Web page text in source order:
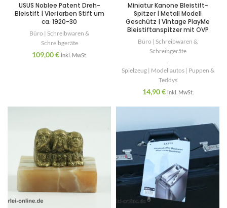
USUS Noblee Patent Dreh-
Bleistift | Vierfarben Stift um
ca. 1920-30
Büro | Schreibwaren &
Schreibgeräte
109,00€ inkl. MwSt.
Miniatur Kanone Bleistift-
Spitzer | Metall Modell
Geschütz | Vintage PlayMe
Bleistiftanspitzer mit OVP
Büro | Schreibwaren &
Schreibgeräte
Spielzeug | Modellautos | Puppen &
Teddys
14,90€ inkl. MwSt.